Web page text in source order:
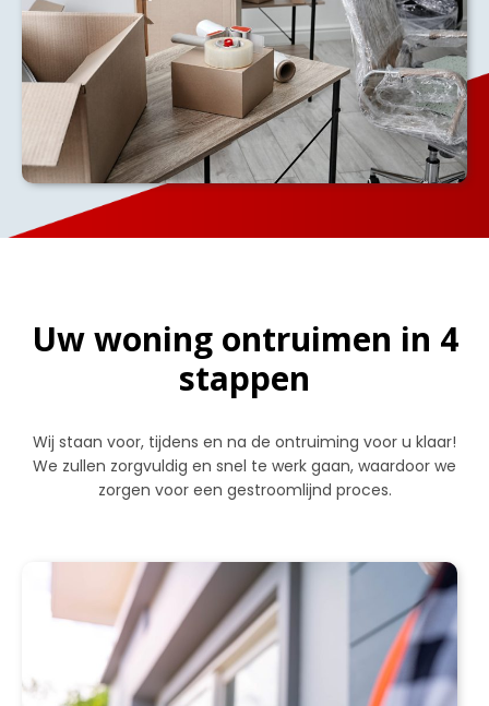
Uw woning ontruimen in 4
stappen
Wij staan voor, tijdens en na de ontruiming voor u klaar!
We zullen zorgvuldig en snel te werk gaan, waardoor we
zorgen voor een gestroomlijnd proces.